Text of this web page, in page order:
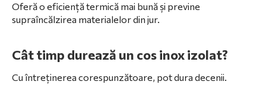
Oferă o eficiență termică mai bună și previne
supraîncălzirea materialelor din jur.
Cât timp durează un cos inox izolat?
Cu întreținerea corespunzătoare, pot dura decenii.